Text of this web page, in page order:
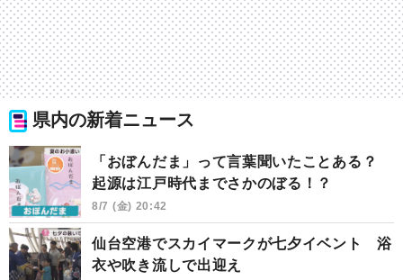
県内の新着ニュース
「おぼんだま」って言葉聞いたことある？
起源は江戸時代までさかのぼる！？
8/7 (金) 20:42
仙台空港でスカイマークが七夕イベント 浴
衣や吹き流しで出迎え